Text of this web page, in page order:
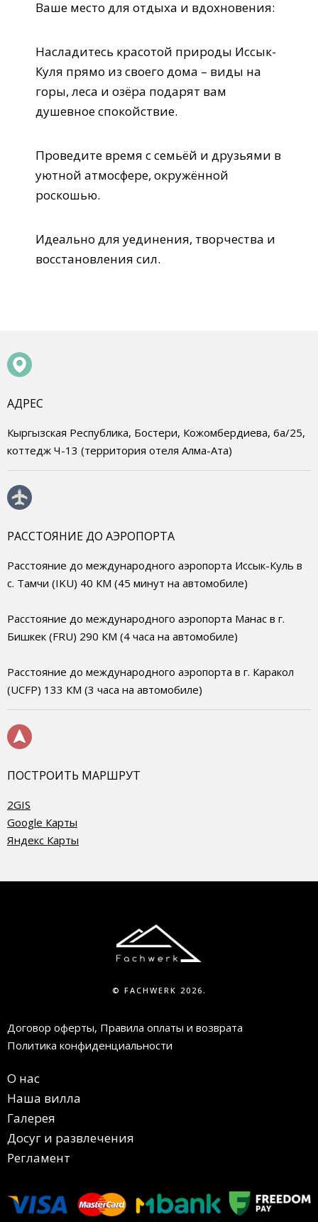
Ваше место для отдыха и вдохновения:
Насладитесь красотой природы Иссык-
Куля прямо из своего дома – виды на
горы, леса и озёра подарят вам
душевное спокойствие.
Проведите время с семьёй и друзьями в
уютной атмосфере, окружённой
роскошью.
Идеально для уединения, творчества и
восстановления сил.
АДРЕС
Кыргызская Республика, Бостери, Кожомбердиева, 6а/25,
коттедж Ч-13 (территория отеля Алма-Ата)
РАССТОЯНИЕ ДО АЭРОПОРТА
Расстояние до международного аэропорта Иссык-Куль в
с. Тамчи (IKU) 40 КМ (45 минут на автомобиле)
Расстояние до международного аэропорта Манас в г.
Бишкек (FRU) 290 КМ (4 часа на автомобиле)
Расстояние до международного аэропорта в г. Каракол
(UCFP) 133 КМ (3 часа на автомобиле)
ПОСТРОИТЬ МАРШРУТ
2GIS
Google Карты
Яндекс Карты
© FACHWERK 2026.
Договор оферты, Правила оплаты и возврата
Политика конфиденциальности
О нас
Наша вилла
Галерея
Досуг и развлечения
Регламент